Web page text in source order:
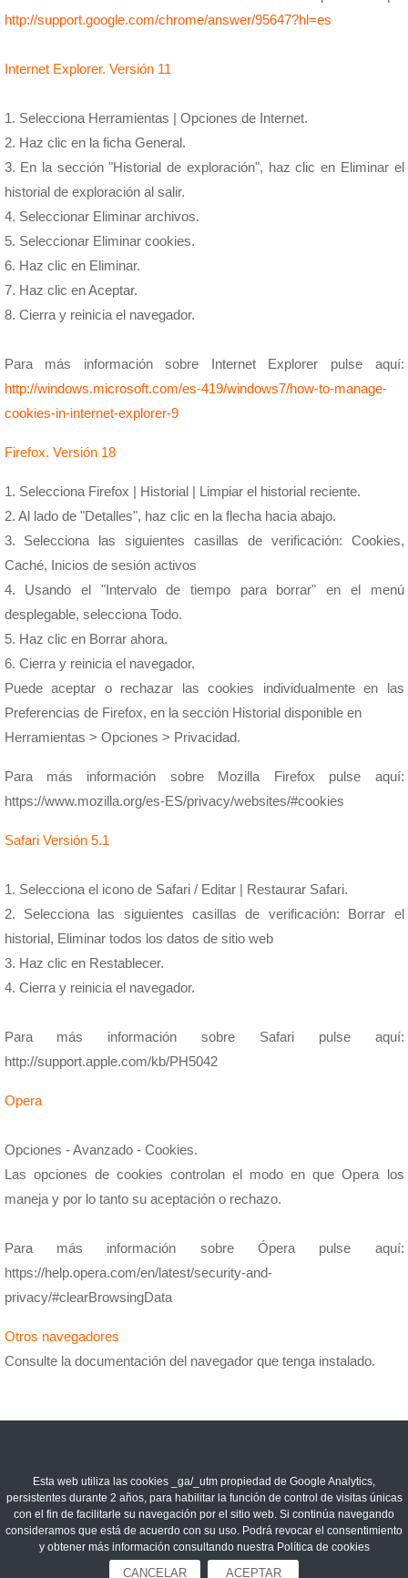
Esta web utiliza las cookies _ga/_utm propiedad de Google Analytics,
persistentes durante 2 años, para habilitar la función de control de visitas únicas
con el fin de facilitarle su navegación por el sitio web. Si continúa navegando
consideramos que está de acuerdo con su uso. Podrá revocar el consentimiento
y obtener más información consultando nuestra Política de cookies
CANCELAR ACEPTAR
http://support.google.com/chrome/answer/95647?hl=es
Internet Explorer. Versión 11
1. Selecciona Herramientas | Opciones de Internet.
2. Haz clic en la ficha General.
3. En la sección "Historial de exploración", haz clic en Eliminar el
historial de exploración al salir.
4. Seleccionar Eliminar archivos.
5. Seleccionar Eliminar cookies.
6. Haz clic en Eliminar.
7. Haz clic en Aceptar.
8. Cierra y reinicia el navegador.
Para más información sobre Internet Explorer pulse aquí:
http://windows.microsoft.com/es-419/windows7/how-to-manage-
cookies-in-internet-explorer-9
Firefox. Versión 18
1. Selecciona Firefox | Historial | Limpiar el historial reciente.
2. Al lado de "Detalles", haz clic en la flecha hacia abajo.
3. Selecciona las siguientes casillas de verificación: Cookies,
Caché, Inicios de sesión activos
4. Usando el "Intervalo de tiempo para borrar" en el menú
desplegable, selecciona Todo.
5. Haz clic en Borrar ahora.
6. Cierra y reinicia el navegador.
Puede aceptar o rechazar las cookies individualmente en las
Preferencias de Firefox, en la sección Historial disponible en
Herramientas > Opciones > Privacidad.
Para más información sobre Mozilla Firefox pulse aquí:
https://www.mozilla.org/es-ES/privacy/websites/#cookies
Safari Versión 5.1
1. Selecciona el icono de Safari / Editar | Restaurar Safari.
2. Selecciona las siguientes casillas de verificación: Borrar el
historial, Eliminar todos los datos de sitio web
3. Haz clic en Restablecer.
4. Cierra y reinicia el navegador.
Para más información sobre Safari pulse aquí:
http://support.apple.com/kb/PH5042
Opera
Opciones - Avanzado - Cookies.
Las opciones de cookies controlan el modo en que Opera los
maneja y por lo tanto su aceptación o rechazo.
Para más información sobre Ópera pulse aquí:
https://help.opera.com/en/latest/security-and-
privacy/#clearBrowsingData
Otros navegadores
Consulte la documentación del navegador que tenga instalado.